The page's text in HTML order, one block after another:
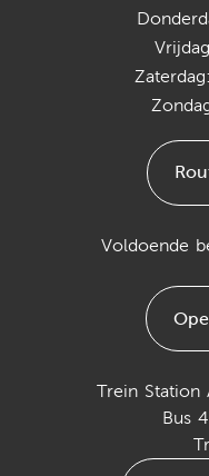
Voldoende
Trein Station
Bus